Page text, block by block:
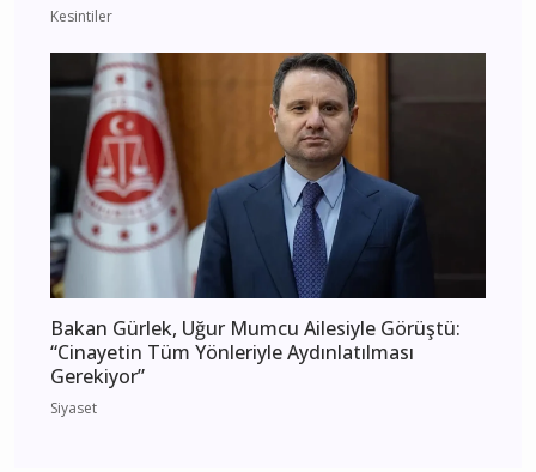
Kesintiler
Bakan Gürlek, Uğur Mumcu Ailesiyle Görüştü:
“Cinayetin Tüm Yönleriyle Aydınlatılması
Gerekiyor”
Siyaset